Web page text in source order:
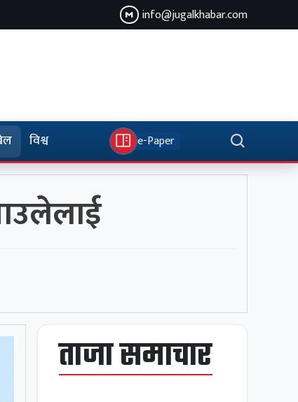
info@jugalkhabar.com
विश्व e-Paper
ताजा समाचार